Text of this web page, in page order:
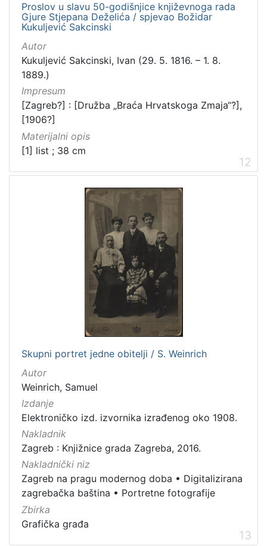
Proslov u slavu 50-godišnjice književnoga rada
Gjure Stjepana Deželića / spjevao Božidar
Kukuljević Sakcinski
Autor
Kukuljević Sakcinski, Ivan (29. 5. 1816. – 1. 8.
1889.)
Impresum
[Zagreb?] : [Družba „Braća Hrvatskoga Zmaja“?],
[1906?]
Materijalni opis
[1] list ; 38 cm
12
Skupni portret jedne obitelji / S. Weinrich
Autor
Weinrich, Samuel
Izdanje
Elektroničko izd. izvornika izrađenog oko 1908.
Nakladnik
Zagreb : Knjižnice grada Zagreba, 2016.
Nakladnički niz
Zagreb na pragu modernog doba • Digitalizirana
zagrebačka baština • Portretne fotografije
Zbirka
Grafička građa
13